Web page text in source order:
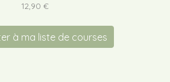
12,90 €
à ma liste de courses